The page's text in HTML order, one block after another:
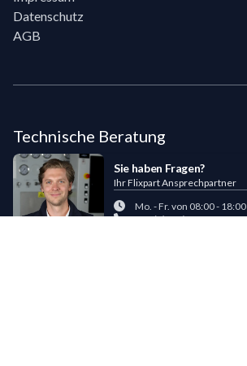
Datenschutz
AGB
Technische Beratung
Sie haben Fragen?
Ihr Flixpart Ansprechpartner
Mo. - Fr. von 08:00 - 18:00
+49 (0) 40 / 85 180 180